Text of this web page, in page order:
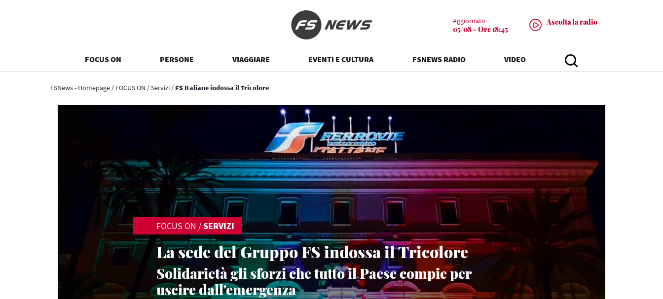
Aggiornato
05/08 - Ore 18:45
Ascolta la radio
FOCUS ON PERSONE VIAGGIARE EVENTI E CULTURA FSNEWS RADIO VIDEO
FSNews - Homepage / FOCUS ON /Servizi / FS Italiane indossa il Tricolore
FOCUS ON /SERVIZI
La sede del Gruppo FS indossa il Tricolore
Solidarietà gli sforzi che tutto il Paese compie per
uscire dall'emergenza